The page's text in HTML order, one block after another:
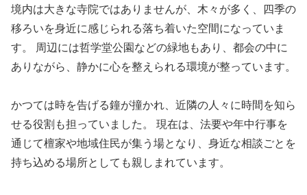
境内は大きな寺院ではありませんが、木々が多く、四季の
移ろいを身近に感じられる落ち着いた空間になっていま
す。 周辺には哲学堂公園などの緑地もあり、都会の中に
ありながら、静かに心を整えられる環境が整っています。
かつては時を告げる鐘が撞かれ、近隣の人々に時間を知ら
せる役割も担っていました。 現在は、法要や年中行事を
通じて檀家や地域住民が集う場となり、身近な相談ごとを
持ち込める場所としても親しまれています。